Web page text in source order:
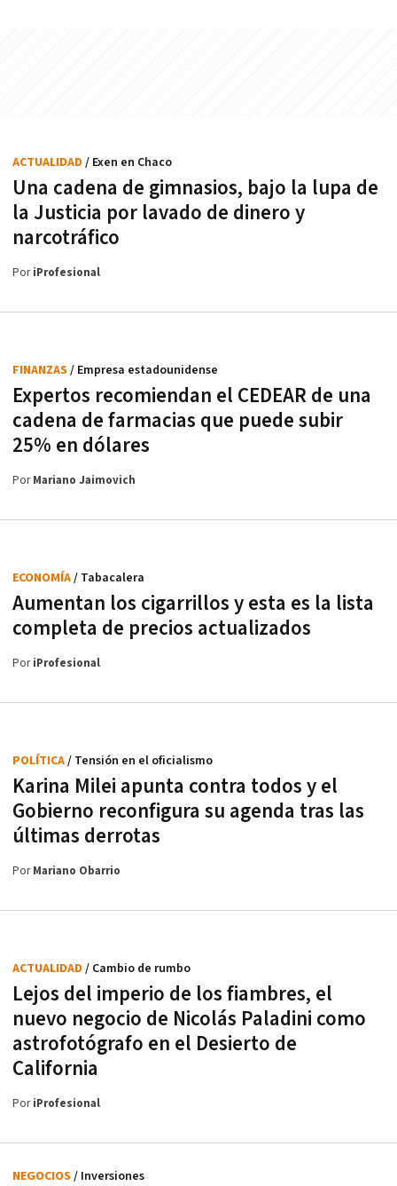
Una cadena de gimnasios, bajo la lupa de
la Justicia por lavado de dinero y
narcotráfico
ACTUALIDAD / Exen en Chaco
PoriProfesional
Expertos recomiendan el CEDEAR de una
cadena de farmacias que puede subir
25% en dólares
FINANZAS / Empresa estadounidense
PorMariano Jaimovich
Aumentan los cigarrillos y esta es la lista
completa de precios actualizados
ECONOMÍA/ Tabacalera
PoriProfesional
Karina Milei apunta contra todos y el
Gobierno reconfigura su agenda tras las
últimas derrotas
POLÍTICA/ Tensión en el oficialismo
PorMariano Obarrio
Lejos del imperio de los fiambres, el
nuevo negocio de Nicolás Paladini como
astrofotógrafo en el Desierto de
California
ACTUALIDAD / Cambio de rumbo
PoriProfesional
NEGOCIOS / Inversiones